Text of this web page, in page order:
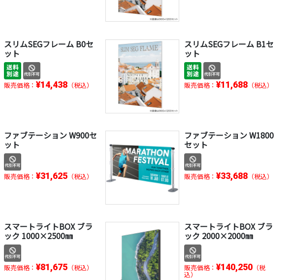
スリムSEGフレーム B0セ
ット
販売価格：¥14,438 （税込）
スリムSEGフレーム B1セ
ット
販売価格： ¥11,688（税込）
ファブテーション W900セ
ット
販売価格：¥31,625 （税込）
ファブテーション W1800
セット
販売価格： ¥33,688（税込）
スマートライトBOX ブラ
ック 1000×2500㎜
販売価格：¥81,675 （税込）
スマートライトBOX ブラ
ック 2000×2000㎜
販売価格： ¥140,250（税
込）